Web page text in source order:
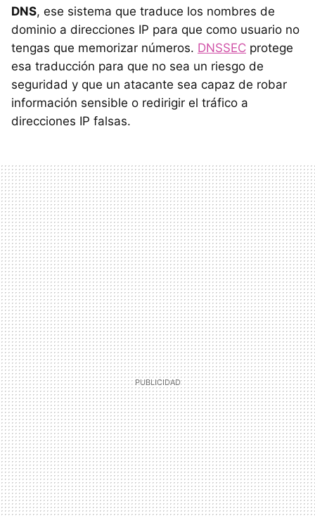
DNS, ese sistema que traduce los nombres de
dominio a direcciones IP para que como usuario no
tengas que memorizar números. DNSSEC protege
esa traducción para que no sea un riesgo de
seguridad y que un atacante sea capaz de robar
información sensible o redirigir el tráfico a
direcciones IP falsas.